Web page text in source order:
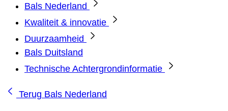
Bals Nederland
Kwaliteit & innovatie
Duurzaamheid
Bals Duitsland
Technische Achtergrondinformatie
Terug Bals Nederland